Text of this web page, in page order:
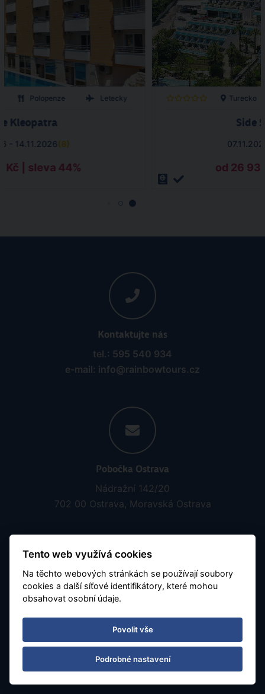
Polopenze Letecky
Kleopatra
- 14.11.2026(8)
Kč | sleva 44%
Turecko
Side
od 26
Kontaktujte nás
tel.: 595 540 934
e-mail: info@rainbowtours.cz
Pobočka Ostrava
Nádražní 142/20
702 00 Ostrava, Moravská Ostrava
Otevírací doba
Číslo účtu:7677799901 / 5500
Tento web využívá cookies
Na těchto webových stránkách se používají soubory
cookies a další síťové identifikátory, které mohou
obsahovat osobní údaje.
Povolit vše
Podrobné nastavení